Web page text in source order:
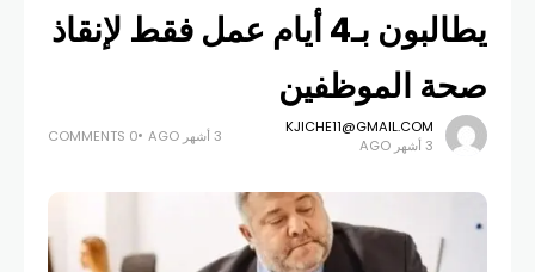
يطالبون بـ4 أيام عمل فقط لإنقاذ
صحة الموظفين
KJICHE11@GMAIL.COM
3 أشهر AGO
3 أشهر AGO 0 COMMENTS